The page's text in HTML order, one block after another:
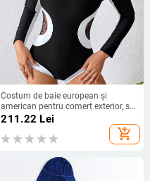
Costum de baie european și
american pentru comerț exterior, stil
costum de baie dintr-o singură
piesă pentru femei, costum de
snorkeling cu mânecă lungă, cu
costum de surf pentru meduze,
izvoare termale
211.22 Lei
add_shopping_cart